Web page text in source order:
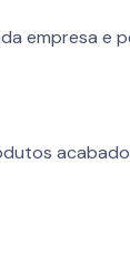
empresa e